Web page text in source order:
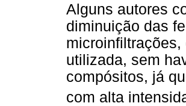
Alguns autores
diminuição das
utilizada, sem
compósitos, já
com alta